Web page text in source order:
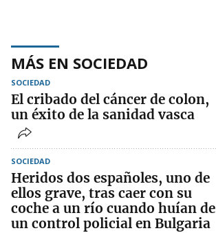
MÁS EN SOCIEDAD
SOCIEDAD
El cribado del cáncer de colon,
un éxito de la sanidad vasca
SOCIEDAD
Heridos dos españoles, uno de
ellos grave, tras caer con su
coche a un río cuando huían de
un control policial en Bulgaria